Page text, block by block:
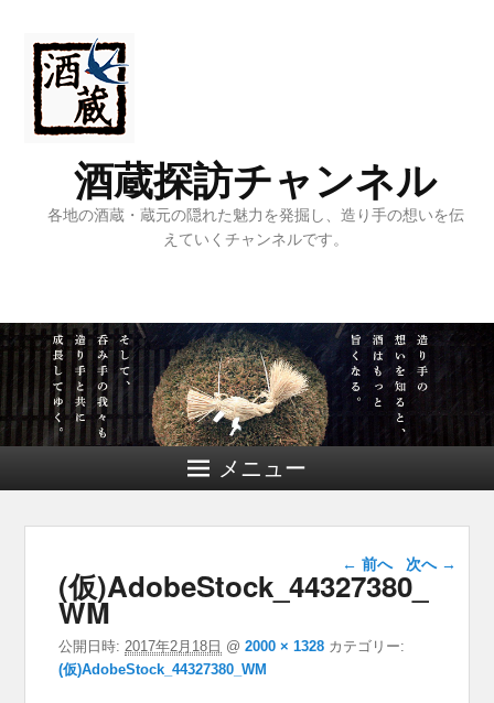
酒蔵探訪チャンネル
各地の酒蔵・蔵元の隠れた魅力を発掘し、造り手の想いを伝
えていくチャンネルです。
メニュー
画像ナビゲー
ション
← 前へ 次へ →
(仮)AdobeStock_44327380_
WM
公開日時: 2017年2月18日 @2000 × 1328 カテゴリー:
(仮)AdobeStock_44327380_WM